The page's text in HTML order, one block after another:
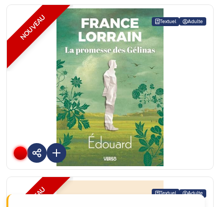
NOUVEAU Textuel Adulte
France LORRAIN
Editions :Verso
Plus d'infos
NOUVEAU Textuel Adulte